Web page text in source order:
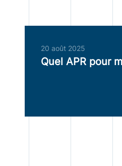
20 août 2025
Quel APR pour